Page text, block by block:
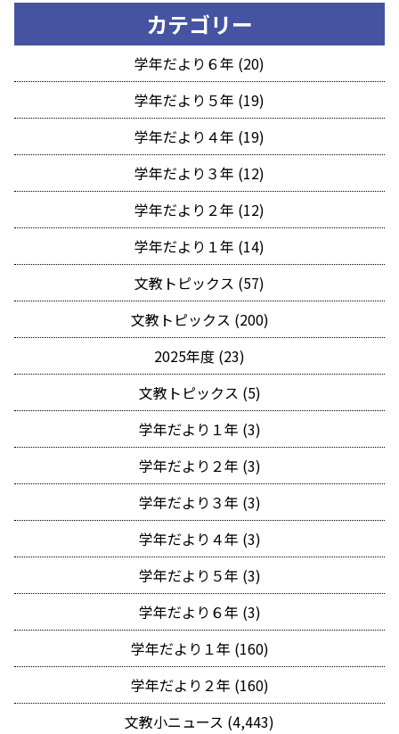
カテゴリー
学年だより６年 (20)
学年だより５年 (19)
学年だより４年 (19)
学年だより３年 (12)
学年だより２年 (12)
学年だより１年 (14)
文教トピックス (57)
文教トピックス (200)
2025年度 (23)
文教トピックス (5)
学年だより１年 (3)
学年だより２年 (3)
学年だより３年 (3)
学年だより４年 (3)
学年だより５年 (3)
学年だより６年 (3)
学年だより１年 (160)
学年だより２年 (160)
文教小ニュース (4,443)